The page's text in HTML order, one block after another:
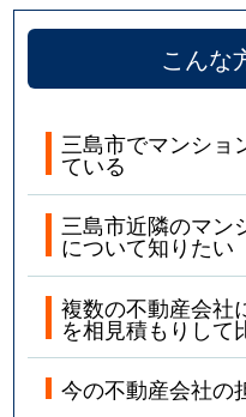
こんな
三島市でマンショ
ている
三島市近隣のマン
について知りたい
複数の不動産会社
を相見積もりして
今の不動産会社の